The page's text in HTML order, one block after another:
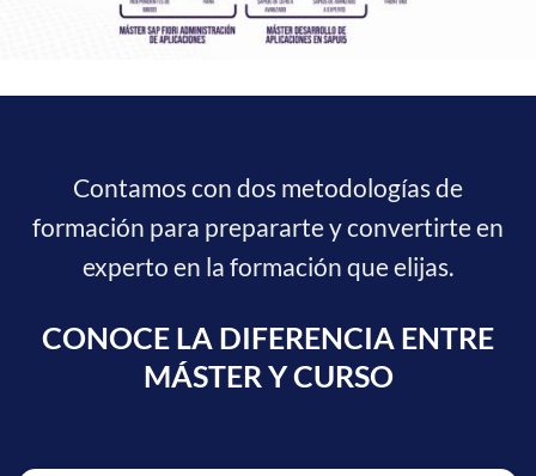
Contamos con dos metodologías de
formación para prepararte y convertirte en
experto en la formación que elijas.
CONOCE LA DIFERENCIA ENTRE
MÁSTER Y CURSO